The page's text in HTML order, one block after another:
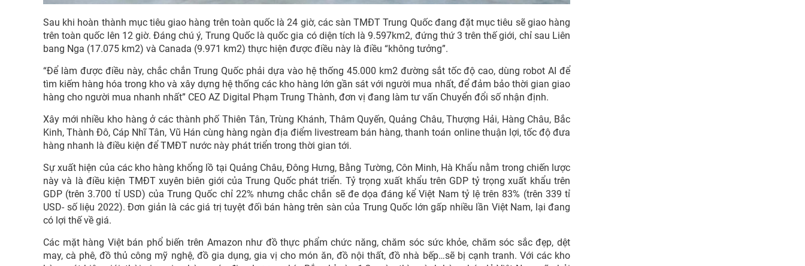
Sau khi hoàn thành mục tiêu giao hàng trên toàn quốc là 24 giờ, các sàn TMĐT Trung Quốc đang đặt mục tiêu sẽ giao hàng
trên toàn quốc lên 12 giờ. Đáng chú ý, Trung Quốc là quốc gia có diện tích là 9.597km2, đứng thứ 3 trên thế giới, chỉ sau Liên
bang Nga (17.075 km2) và Canada (9.971 km2) thực hiện được điều này là điều “không tưởng”.
“Để làm được điều này, chắc chắn Trung Quốc phải dựa vào hệ thống 45.000 km2 đường sắt tốc độ cao, dùng robot AI để
tìm kiếm hàng hóa trong kho và xây dựng hệ thống các kho hàng lớn gần sát với người mua nhất, để đảm bảo thời gian giao
hàng cho người mua nhanh nhất” CEO AZ Digital Phạm Trung Thành, đơn vị đang làm tư vấn Chuyển đổi số nhận định.
Xây mới nhiều kho hàng ở các thành phố Thiên Tân, Trùng Khánh, Thâm Quyến, Quảng Châu, Thượng Hải, Hàng Châu, Bắc
Kinh, Thành Đô, Cáp Nhĩ Tân, Vũ Hán cùng hàng ngàn địa điểm livestream bán hàng, thanh toán online thuận lợi, tốc độ đưa
hàng nhanh là điều kiện để TMĐT nước này phát triển trong thời gian tới.
Sự xuất hiện của các kho hàng khổng lồ tại Quảng Châu, Đông Hưng, Bằng Tường, Côn Minh, Hà Khẩu nằm trong chiến lược
này và là điều kiện TMĐT xuyên biên giới của Trung Quốc phát triển. Tỷ trọng xuất khẩu trên GDP tỷ trọng xuất khẩu trên
GDP (trên 3.700 tỉ USD) của Trung Quốc chỉ 22% nhưng chắc chắn sẽ đe dọa đáng kể Việt Nam tỷ lệ trên 83% (trên 339 tỉ
USD- số liệu 2022). Đơn giản là các giá trị tuyệt đối bán hàng trên sàn của Trung Quốc lớn gấp nhiều lần Việt Nam, lại đang
có lợi thế về giá.
Các mặt hàng Việt bán phổ biến trên Amazon như đồ thực phẩm chức năng, chăm sóc sức khỏe, chăm sóc sắc đẹp, dệt
may, cà phê, đồ thủ công mỹ nghệ, đồ gia dụng, gia vị cho món ăn, đồ nội thất, đồ nhà bếp…sẽ bị cạnh tranh. Với các kho